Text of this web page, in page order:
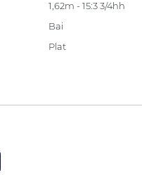
1,62m - 15:3 3/4hh
Bai
Plat